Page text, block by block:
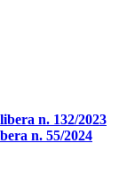
n. 132/2023
n. 55/2024